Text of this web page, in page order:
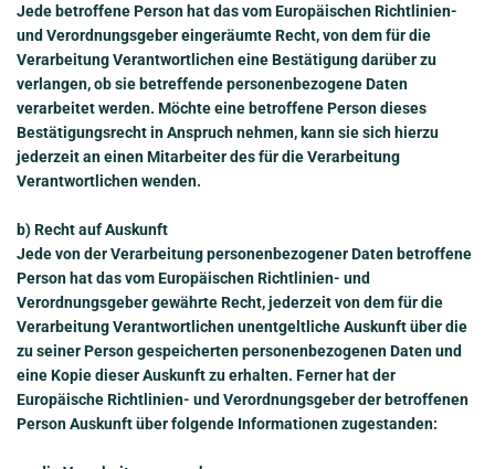
Jede betroffene Person hat das vom Europäischen Richtlinien-
und Verordnungsgeber eingeräumte Recht, von dem für die
Verarbeitung Verantwortlichen eine Bestätigung darüber zu
verlangen, ob sie betreffende personenbezogene Daten
verarbeitet werden. Möchte eine betroffene Person dieses
Bestätigungsrecht in Anspruch nehmen, kann sie sich hierzu
jederzeit an einen Mitarbeiter des für die Verarbeitung
Verantwortlichen wenden.
b) Recht auf Auskunft
Jede von der Verarbeitung personenbezogener Daten betroffene
Person hat das vom Europäischen Richtlinien- und
Verordnungsgeber gewährte Recht, jederzeit von dem für die
Verarbeitung Verantwortlichen unentgeltliche Auskunft über die
zu seiner Person gespeicherten personenbezogenen Daten und
eine Kopie dieser Auskunft zu erhalten. Ferner hat der
Europäische Richtlinien- und Verordnungsgeber der betroffenen
Person Auskunft über folgende Informationen zugestanden: